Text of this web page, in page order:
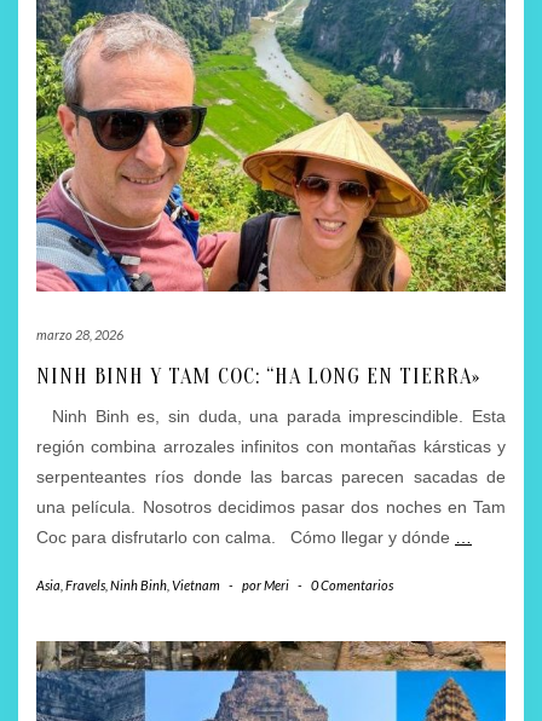
marzo 28, 2026
NINH BINH Y TAM COC: “HA LONG EN TIERRA»
Ninh Binh es, sin duda, una parada imprescindible. Esta
región combina arrozales infinitos con montañas kársticas y
serpenteantes ríos donde las barcas parecen sacadas de
una película. Nosotros decidimos pasar dos noches en Tam
Coc para disfrutarlo con calma. Cómo llegar y dónde …
Asia Fravels Ninh Binh Vietnam - porMeri - 0 Comentarios